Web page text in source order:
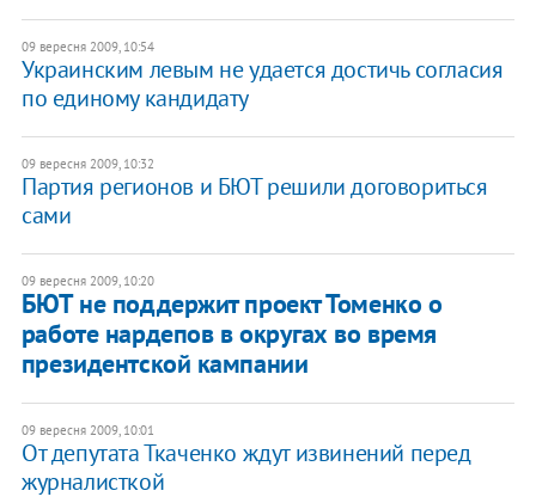
09 вересня 2009, 10:54
Украинским левым не удается достичь согласия
по единому кандидату
09 вересня 2009, 10:32
Партия регионов и БЮТ решили договориться
сами
09 вересня 2009, 10:20
БЮТ не поддержит проект Томенко о
работе нардепов в округах во время
президентской кампании
09 вересня 2009, 10:01
От депутата Ткаченко ждут извинений перед
журналисткой